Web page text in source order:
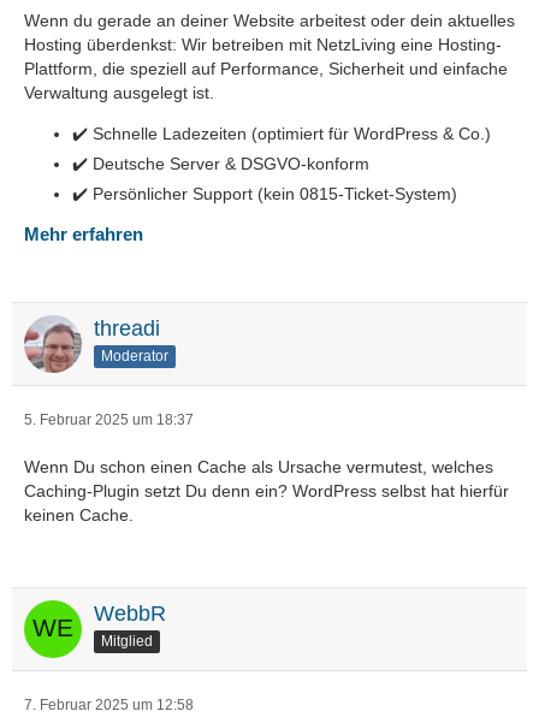
Wenn du gerade an deiner Website arbeitest oder dein aktuelles
Hosting überdenkst: Wir betreiben mit NetzLiving eine Hosting-
Plattform, die speziell auf Performance, Sicherheit und einfache
Verwaltung ausgelegt ist.
✔️ Schnelle Ladezeiten (optimiert für WordPress & Co.)
✔️ Deutsche Server & DSGVO-konform
✔️ Persönlicher Support (kein 0815-Ticket-System)
Mehr erfahren
threadi
Moderator
5. Februar 2025 um 18:37
Wenn Du schon einen Cache als Ursache vermutest, welches
Caching-Plugin setzt Du denn ein? WordPress selbst hat hierfür
keinen Cache.
WebbR
Mitglied
7. Februar 2025 um 12:58